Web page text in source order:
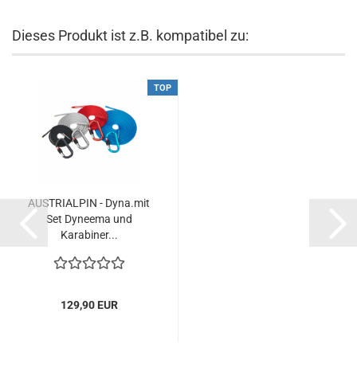
Dieses Produkt ist z.B. kompatibel zu:
TOP
AUSTRIALPIN - Dyna.mit
Set Dyneema und
Karabiner...
129,90 EUR